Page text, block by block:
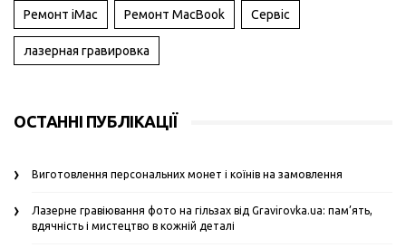
Ремонт iMac Ремонт MacBook Сервіс
лазерная гравировка
ОСТАННІ ПУБЛІКАЦІЇ
Виготовлення персональних монет і коїнів на замовлення
Лазерне гравіювання фото на гільзах від Gravirovka.ua: пам’ять,
вдячність і мистецтво в кожній деталі